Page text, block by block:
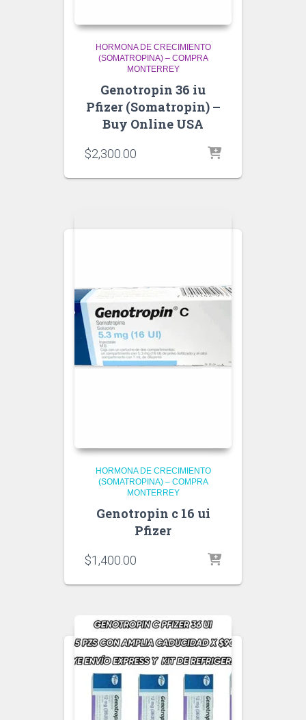
HORMONA DE CRECIMIENTO
(SOMATROPINA) – COMPRA
MONTERREY
Genotropin 36 iu
Pfizer (Somatropin) –
Buy Online USA
$2,300.00
HORMONA DE CRECIMIENTO
(SOMATROPINA) – COMPRA
MONTERREY
Genotropin c 16 ui
Pfizer
$1,400.00